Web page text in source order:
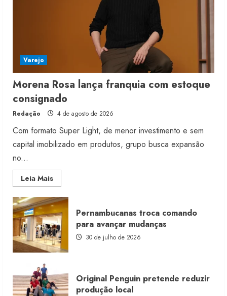
Varejo
Morena Rosa lança franquia com estoque
consignado
Redação 4 de agosto de 2026
Com formato Super Light, de menor investimento e sem
capital imobilizado em produtos, grupo busca expansão
no...
Leia MaisRead
more
Morena
Rosa
lança
franquia
com
estoque
consignado
Pernambucanas troca comando
para avançar mudanças
30 de julho de 2026
Original Penguin pretende reduzir
produção local